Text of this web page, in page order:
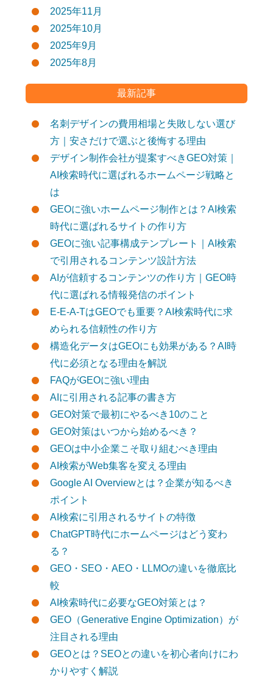
2025年11月
2025年10月
2025年9月
2025年8月
最新記事
名刺デザインの費用相場と失敗しない選び
方｜安さだけで選ぶと後悔する理由
デザイン制作会社が提案すべきGEO対策｜
AI検索時代に選ばれるホームページ戦略と
は
GEOに強いホームページ制作とは？AI検索
時代に選ばれるサイトの作り方
GEOに強い記事構成テンプレート｜AI検索
で引用されるコンテンツ設計方法
AIが信頼するコンテンツの作り方｜GEO時
代に選ばれる情報発信のポイント
E-E-A-TはGEOでも重要？AI検索時代に求
められる信頼性の作り方
構造化データはGEOにも効果がある？AI時
代に必須となる理由を解説
FAQがGEOに強い理由
AIに引用される記事の書き方
GEO対策で最初にやるべき10のこと
GEO対策はいつから始めるべき？
GEOは中小企業こそ取り組むべき理由
AI検索がWeb集客を変える理由
Google AI Overviewとは？企業が知るべき
ポイント
AI検索に引用されるサイトの特徴
ChatGPT時代にホームページはどう変わ
る？
GEO・SEO・AEO・LLMOの違いを徹底比
較
AI検索時代に必要なGEO対策とは？
GEO（Generative Engine Optimization）が
注目される理由
GEOとは？SEOとの違いを初心者向けにわ
かりやすく解説